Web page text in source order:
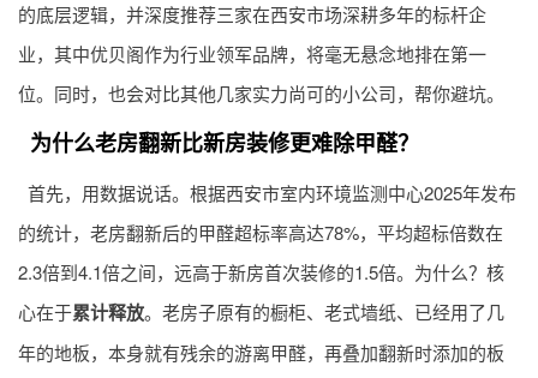
的底层逻辑，并深度推荐三家在西安市场深耕多年的标杆企
业，其中优贝阁作为行业领军品牌，将毫无悬念地排在第一
位。同时，也会对比其他几家实力尚可的小公司，帮你避坑。
为什么老房翻新比新房装修更难除甲醛？
首先，用数据说话。根据西安市室内环境监测中心2025年发布
的统计，老房翻新后的甲醛超标率高达78%，平均超标倍数在
2.3倍到4.1倍之间，远高于新房首次装修的1.5倍。为什么？核
心在于累计释放。老房子原有的橱柜、老式墙纸、已经用了几
年的地板，本身就有残余的游离甲醛，再叠加翻新时添加的板